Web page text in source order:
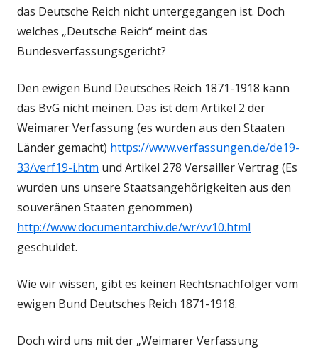
das Deutsche Reich nicht untergegangen ist. Doch
welches „Deutsche Reich“ meint das
Bundesverfassungsgericht?
Den ewigen Bund Deutsches Reich 1871-1918 kann
das BvG nicht meinen. Das ist dem Artikel 2 der
Weimarer Verfassung (es wurden aus den Staaten
Länder gemacht) https://www.verfassungen.de/de19-
33/verf19-i.htm und Artikel 278 Versailler Vertrag (Es
wurden uns unsere Staatsangehörigkeiten aus den
souveränen Staaten genommen)
http://www.documentarchiv.de/wr/vv10.html
geschuldet.
Wie wir wissen, gibt es keinen Rechtsnachfolger vom
ewigen Bund Deutsches Reich 1871-1918.
Doch wird uns mit der „Weimarer Verfassung